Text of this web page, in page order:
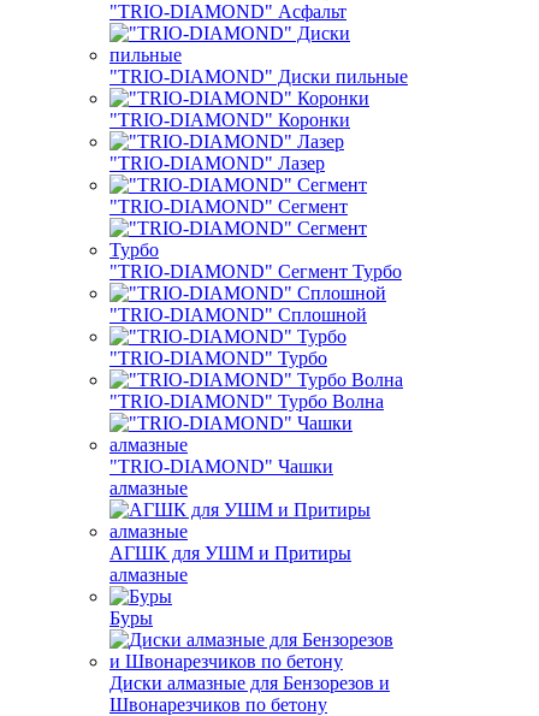
"TRIO-DIAMOND" Асфальт
"TRIO-DIAMOND" Диски пильные
"TRIO-DIAMOND" Коронки
"TRIO-DIAMOND" Лазер
"TRIO-DIAMOND" Сегмент
"TRIO-DIAMOND" Сегмент Турбо
"TRIO-DIAMOND" Сплошной
"TRIO-DIAMOND" Турбо
"TRIO-DIAMOND" Турбо Волна
"TRIO-DIAMOND" Чашки
алмазные
АГШК для УШМ и Притиры
алмазные
Буры
Диски алмазные для Бензорезов и
Швонарезчиков по бетону